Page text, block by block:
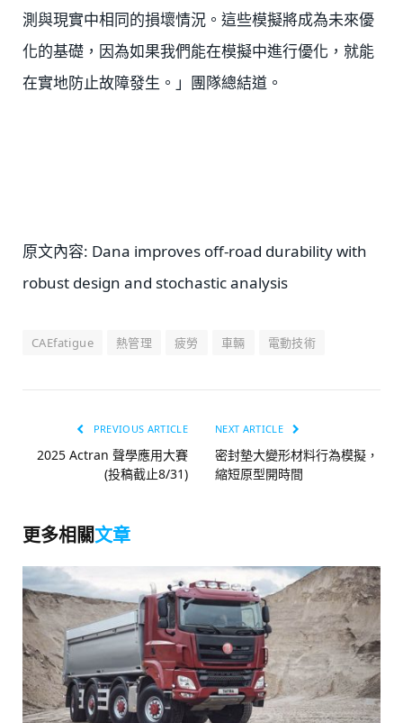
測與現實中相同的損壞情況。這些模擬將成為未來優
化的基礎，因為如果我們能在模擬中進行優化，就能
在實地防止故障發生。」團隊總結道。
原文內容: Dana improves off-road durability with
robust design and stochastic analysis
CAEfatigue 熱管理 疲勞 車輛 電動技術
PREVIOUS ARTICLE
2025 Actran 聲學應用大賽
(投稿截止8/31)
NEXT ARTICLE
密封墊大變形材料行為模擬，
縮短原型開時間
更多相關文章